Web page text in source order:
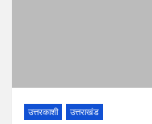
उत्तरकाशी उत्तराखंड